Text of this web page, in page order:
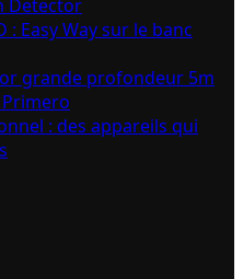
Detector
Easy Way sur le banc
grande profondeur 5m
: des appareils qui